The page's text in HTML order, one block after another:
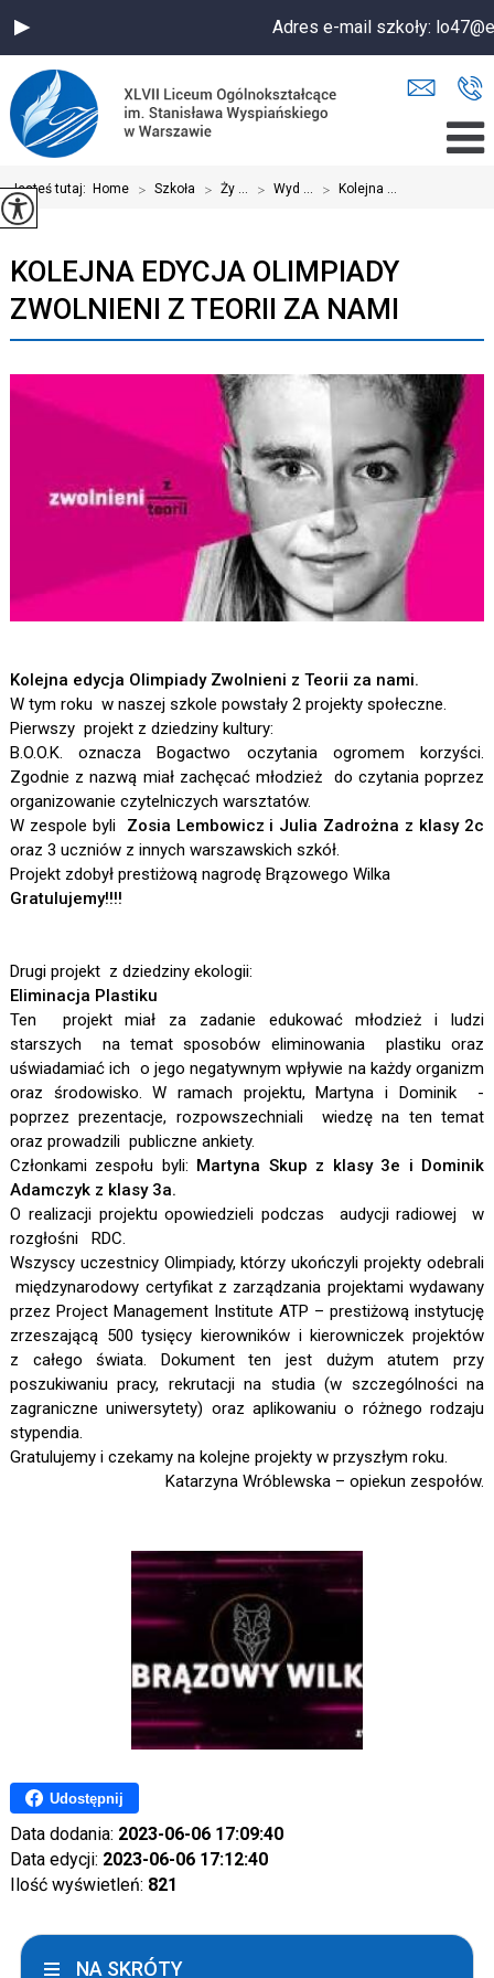
Adres e-mail szkoły:
Jesteś tutaj: Home > Szkoła > Ży ... > Wyd ... > Kolejna ...
KOLEJNA EDYCJA OLIMPIADY
ZWOLNIENI Z TEORII ZA NAMI
Kolejna edycja Olimpiady Zwolnieni z Teorii za nami.
W tym roku w naszej szkole powstały 2 projekty społeczne.
Pierwszy projekt z dziedziny kultury:
B.O.O.K. oznacza Bogactwo oczytania ogromem korzyści.
Zgodnie z nazwą miał zachęcać młodzież do czytania poprzez
organizowanie czytelniczych warsztatów.
W zespole byli Zosia Lembowicz i Julia Zadrożna z klasy 2c
oraz 3 uczniów z innych warszawskich szkół.
Projekt zdobył prestiżową nagrodę Brązowego Wilka
Gratulujemy!!!!
Drugi projekt z dziedziny ekologii:
Eliminacja Plastiku
Ten projekt miał za zadanie edukować młodzież i ludzi
starszych na temat sposobów eliminowania plastiku oraz
uświadamiać ich o jego negatywnym wpływie na każdy organizm
oraz środowisko. W ramach projektu, Martyna i Dominik -
poprzez prezentacje, rozpowszechniali wiedzę na ten temat
oraz prowadzili publiczne ankiety.
Członkami zespołu byli: Martyna Skup z klasy 3e i Dominik
Adamczyk z klasy 3a.
O realizacji projektu opowiedzieli podczas audycji radiowej w
rozgłośni RDC.
Wszyscy uczestnicy Olimpiady, którzy ukończyli projekty odebrali
międzynarodowy certyfikat z zarządzania projektami wydawany
przez Project Management Institute ATP – prestiżową instytucję
zrzeszającą 500 tysięcy kierowników i kierowniczek projektów
z całego świata. Dokument ten jest dużym atutem przy
poszukiwaniu pracy, rekrutacji na studia (w szczególności na
zagraniczne uniwersytety) oraz aplikowaniu o różnego rodzaju
stypendia.
Gratulujemy i czekamy na kolejne projekty w przyszłym roku.
Katarzyna Wróblewska – opiekun zespołów.
Udostępnij
Data dodania: 2023-06-06 17:09:40
Data edycji: 2023-06-06 17:12:40
Ilość wyświetleń: 821
NA SKRÓTY